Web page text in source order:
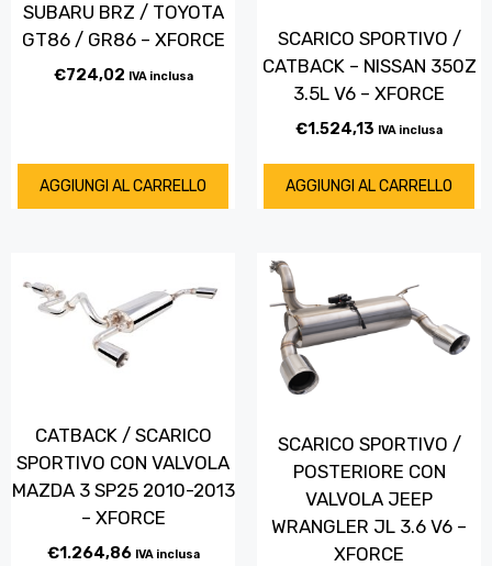
SUBARU BRZ / TOYOTA
GT86 / GR86 – XFORCE
€724,02 IVA inclusa
AGGIUNGI AL CARRELLO
SCARICO SPORTIVO /
CATBACK – NISSAN 350Z
3.5L V6 – XFORCE
€1.524,13 IVA inclusa
AGGIUNGI AL CARRELLO
CATBACK / SCARICO
SPORTIVO CON VALVOLA
MAZDA 3 SP25 2010-2013
– XFORCE
€1.264,86 IVA inclusa
SCARICO SPORTIVO /
POSTERIORE CON
VALVOLA JEEP
WRANGLER JL 3.6 V6 –
XFORCE